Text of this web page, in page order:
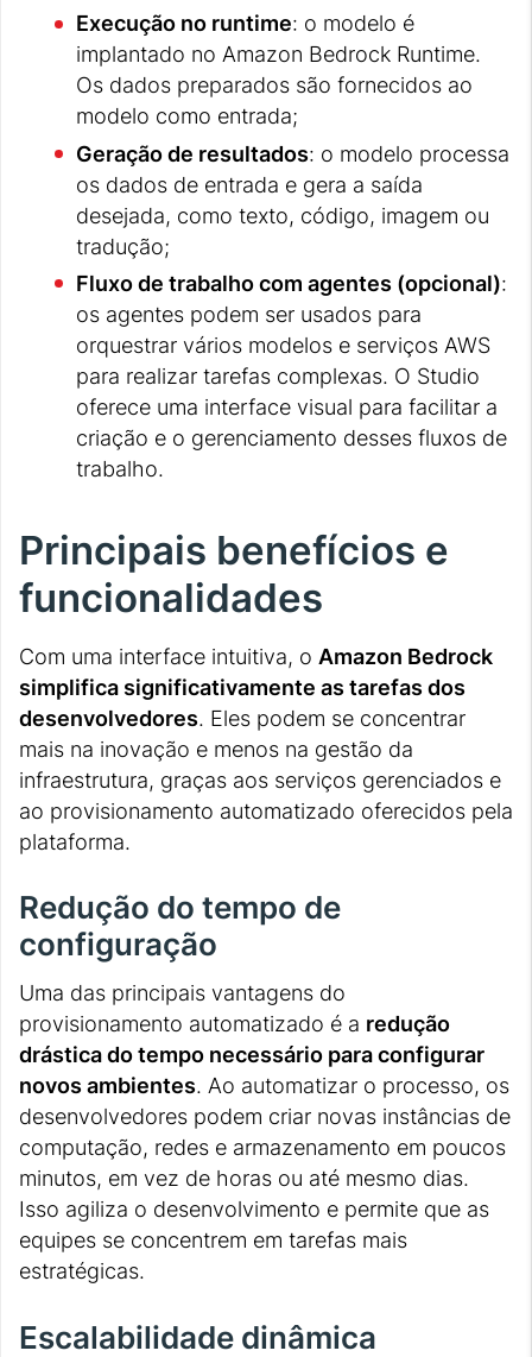
Execução no runtime: o modelo é
implantado no Amazon Bedrock Runtime.
Os dados preparados são fornecidos ao
modelo como entrada;
Geração de resultados: o modelo processa
os dados de entrada e gera a saída
desejada, como texto, código, imagem ou
tradução;
Fluxo de trabalho com agentes (opcional):
os agentes podem ser usados para
orquestrar vários modelos e serviços AWS
para realizar tarefas complexas. O Studio
oferece uma interface visual para facilitar a
criação e o gerenciamento desses fluxos de
trabalho.
Principais benefícios e
funcionalidades
Com uma interface intuitiva, o Amazon Bedrock
simplifica significativamente as tarefas dos
desenvolvedores. Eles podem se concentrar
mais na inovação e menos na gestão da
infraestrutura, graças aos serviços gerenciados e
ao provisionamento automatizado oferecidos pela
plataforma.
Redução do tempo de
configuração
Uma das principais vantagens do
provisionamento automatizado é a redução
drástica do tempo necessário para configurar
novos ambientes. Ao automatizar o processo, os
desenvolvedores podem criar novas instâncias de
computação, redes e armazenamento em poucos
minutos, em vez de horas ou até mesmo dias.
Isso agiliza o desenvolvimento e permite que as
equipes se concentrem em tarefas mais
estratégicas.
Escalabilidade dinâmica